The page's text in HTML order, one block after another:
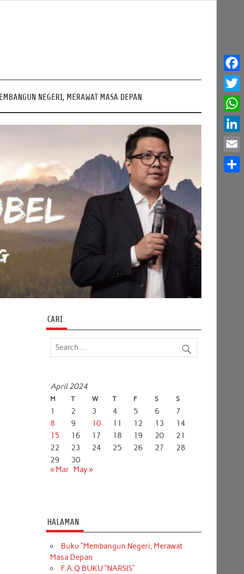
NEGERI, MERAWAT MASA DEPAN
CARI
April 2024
M T W T F S S
1 2 3 4 5 6
7
8
9 10 11 12 13
14
15
16 17 18 19 20
21
22
23 24 25 26 27
28
29
30
« Mar May »
HALAMAN
Buku “Membangun Negeri, Merawat
Masa Depan
F.A.Q BUKU “NARSIS”
Email